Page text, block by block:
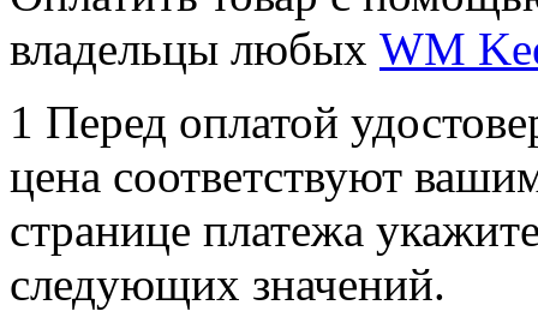
владельцы любых WM
1 Перед оплатой
цена соответствуют
странице платежа
следующих значений.